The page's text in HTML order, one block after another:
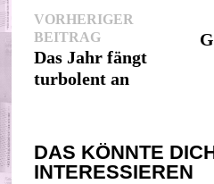
VORHERIGER
BEITRAGVorheriger
Beitrag:
Das Jahr fängt
turbolent an
DAS KÖNNTE
INTERESSIEREN